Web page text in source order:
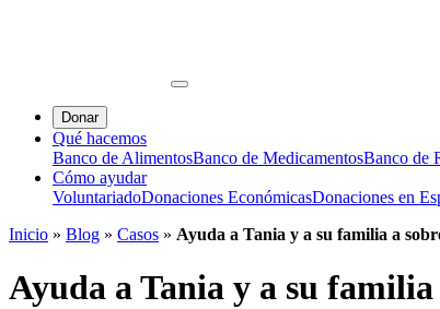
Donar
Qué hacemos
Banco de AlimentosBanco de MedicamentosBanco de
Cómo ayudar
VoluntariadoDonaciones EconómicasDonaciones en
Inicio » Blog » Casos » Ayuda a Tania y a su familia a
Ayuda a Tania y a su